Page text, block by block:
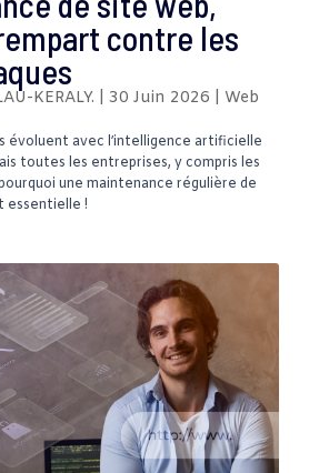
contre les
KERALY. 30 Juin 2026 Web
évoluent avec l’intelligence artificielle
toutes les entreprises, y compris les
une maintenance régulière de
essentielle !